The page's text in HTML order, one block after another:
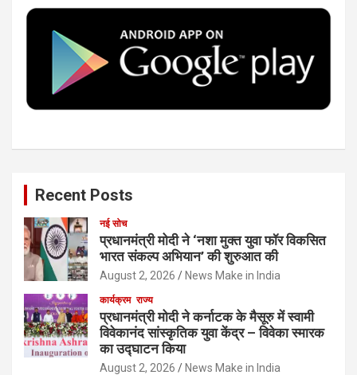
o
k
r I
n
e
Recent Posts
नई सोच
प्रधानमंत्री मोदी ने ‘नशा मुक्त युवा फॉर विकसित
भारत संकल्प अभियान’ की शुरुआत की
August 2, 2026 News Make in India
कार्यक्रम राज्य
प्रधानमंत्री मोदी ने कर्नाटक के मैसूरु में स्वामी
विवेकानंद सांस्कृतिक युवा केंद्र – विवेका स्मारक
का उद्घाटन किया
August 2, 2026 News Make in India